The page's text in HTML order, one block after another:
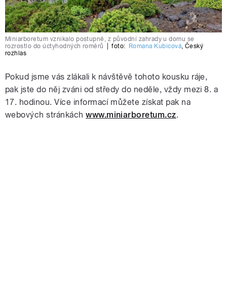
Miniarboretum vznikalo postupně, z původní zahrady u domu se
rozrostlo do úctyhodných roměrů
foto: Romana Kubicová, Český
rozhlas
Pokud jsme vás zlákali k návštěvě tohoto kousku ráje,
pak jste do něj zváni od středy do neděle, vždy mezi 8. a
17. hodinou. Více informací můžete získat pak na
webových stránkáchwww.miniarboretum.cz.